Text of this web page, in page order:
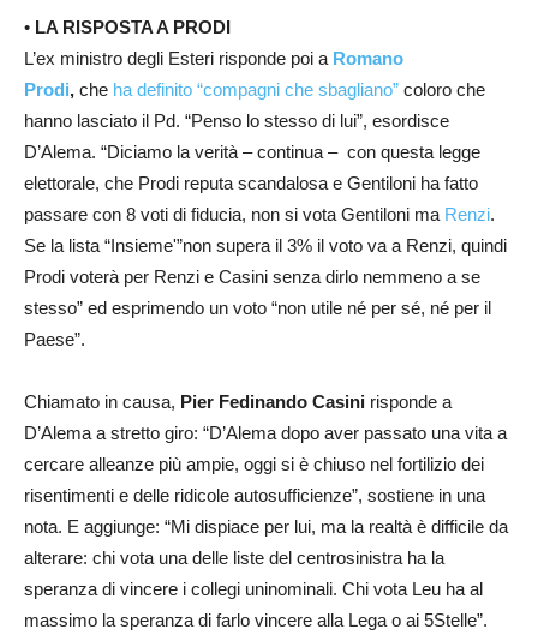
• LA RISPOSTA A PRODI
L’ex ministro degli Esteri risponde poi a Romano
Prodi, che ha definito “compagni che sbagliano” coloro che
hanno lasciato il Pd. “Penso lo stesso di lui”, esordisce
D’Alema. “Diciamo la verità – continua – con questa legge
elettorale, che Prodi reputa scandalosa e Gentiloni ha fatto
passare con 8 voti di fiducia, non si vota Gentiloni ma Renzi.
Se la lista “Insieme'”non supera il 3% il voto va a Renzi, quindi
Prodi voterà per Renzi e Casini senza dirlo nemmeno a se
stesso” ed esprimendo un voto “non utile né per sé, né per il
Paese”.
Chiamato in causa, Pier Fedinando Casini risponde a
D’Alema a stretto giro: “D’Alema dopo aver passato una vita a
cercare alleanze più ampie, oggi si è chiuso nel fortilizio dei
risentimenti e delle ridicole autosufficienze”, sostiene in una
nota. E aggiunge: “Mi dispiace per lui, ma la realtà è difficile da
alterare: chi vota una delle liste del centrosinistra ha la
speranza di vincere i collegi uninominali. Chi vota Leu ha al
massimo la speranza di farlo vincere alla Lega o ai 5Stelle”.